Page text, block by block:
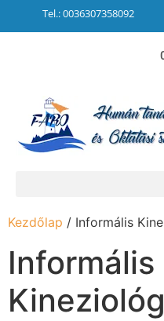
Tel.: 0036307358092
Kezdőlap / Informális
Informális